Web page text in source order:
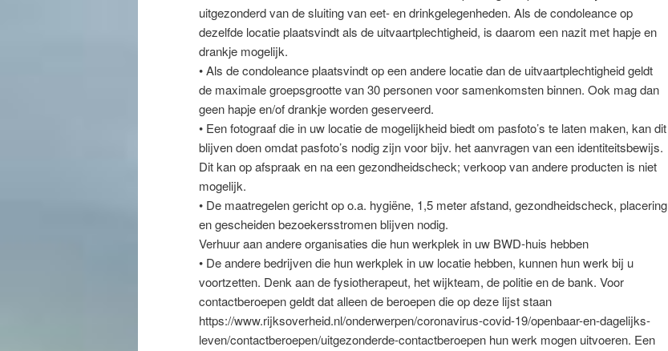
uitgezonderd van de sluiting van eet- en drinkgelegenheden. Als de condoleance op
dezelfde locatie plaatsvindt als de uitvaartplechtigheid, is daarom een nazit met hapje en
drankje mogelijk.
• Als de condoleance plaatsvindt op een andere locatie dan de uitvaartplechtigheid geldt
de maximale groepsgrootte van 30 personen voor samenkomsten binnen. Ook mag dan
geen hapje en/of drankje worden geserveerd.
• Een fotograaf die in uw locatie de mogelijkheid biedt om pasfoto’s te laten maken, kan dit
blijven doen omdat pasfoto’s nodig zijn voor bijv. het aanvragen van een identiteitsbewijs.
Dit kan op afspraak en na een gezondheidscheck; verkoop van andere producten is niet
mogelijk.
• De maatregelen gericht op o.a. hygiëne, 1,5 meter afstand, gezondheidscheck, placering
en gescheiden bezoekersstromen blijven nodig.
Verhuur aan andere organisaties die hun werkplek in uw BWD-huis hebben
• De andere bedrijven die hun werkplek in uw locatie hebben, kunnen hun werk bij u
voortzetten. Denk aan de fysiotherapeut, het wijkteam, de politie en de bank. Voor
contactberoepen geldt dat alleen de beroepen die op deze lijst staan
https://www.rijksoverheid.nl/onderwerpen/coronavirus-covid-19/openbaar-en-dagelijks-
leven/contactberoepen/uitgezonderde-contactberoepen hun werk mogen uitvoeren. Een